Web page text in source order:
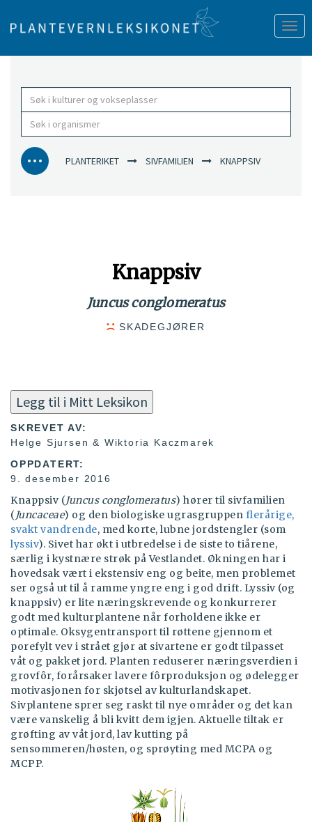
PLANTERIKET SIVFAMILIEN KNAPPSIV
Knappsiv
Juncus conglomeratus
SKADEGJØRER
Legg til i Mitt Leksikon
SKREVET AV:
Helge Sjursen & Wiktoria Kaczmarek
OPPDATERT:
9. desember 2016
Knappsiv (Juncus conglomeratus) hører til sivfamilien
(Juncaceae) og den biologiske ugrasgruppen flerårige,
svakt vandrende, med korte, lubne jordstengler (som
lyssiv). Sivet har økt i utbredelse i de siste to tiårene,
særlig i kystnære strøk på Vestlandet. Økningen har i
hovedsak vært i ekstensiv eng og beite, men problemet
ser også ut til å ramme yngre eng i god drift. Lyssiv (og
knappsiv) er lite næringskrevende og konkurrerer
godt med kulturplantene når forholdene ikke er
optimale. Oksygentransport til røttene gjennom et
porefylt vev i strået gjør at sivartene er godt tilpasset
våt og pakket jord. Planten reduserer næringsverdien i
grovfôr, forårsaker lavere fôrproduksjon og ødelegger
motivasjonen for skjøtsel av kulturlandskapet.
Sivplantene sprer seg raskt til nye områder og det kan
være vanskelig å bli kvitt dem igjen. Aktuelle tiltak er
grøfting av våt jord, lav kutting på
sensommeren/høsten, og sprøyting med MCPA og
MCPP.